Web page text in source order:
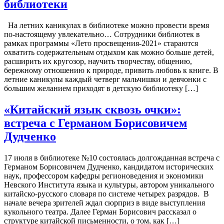
библиотеки
На летних каникулах в библиотеке можно провести время
по-настоящему увлекательно… Сотрудники библиотек в
рамках программы «Лето просвещения-2021» стараются
охватить содержательным отдыхом как можно больше детей,
расширить их кругозор, научить творчеству, общению,
бережному отношению к природе, привить любовь к книге. В
летние каникулы каждый четверг мальчишки и девчонки с
большим желанием приходят в детскую библиотеку […]
«Китайский язык сквозь очки»:
встреча с Германом Борисовичем
Дудченко
17 июля в библиотеке №10 состоялась долгожданная встреча с
Германом Борисовичем Дудченко, кандидатом исторических
наук, профессором кафедры регионоведения и экономики
Невского Института языка и культуры, автором уникального
китайско-русского словаря по системе четырех разрядов. В
начале вечера зрителей ждал сюрприз в виде выступления
кукольного театра. Далее Герман Борисович рассказал о
структуре китайской письменности, о том, как […]